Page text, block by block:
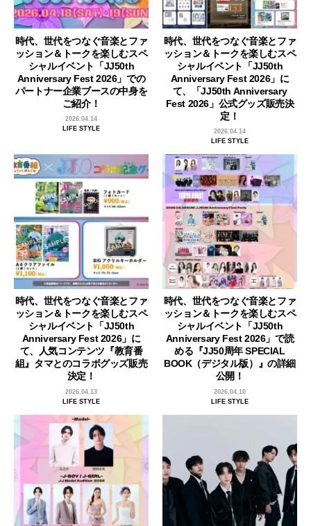
時代、世代をつなぐ音楽とファ
ッション＆トークを楽しむスペ
シャルイベント「JJ50th
Anniversary Fest 2026」での
パートナー企業ブースの中身を
ご紹介！
2026.04.14
LIFE STYLE
時代、世代をつなぐ音楽とファ
ッション＆トークを楽しむスペ
シャルイベント「JJ50th
Anniversary Fest 2026」に
て、「JJ50th Anniversary
Fest 2026」公式グッズ販売決
定！
2026.04.14
LIFE STYLE
時代、世代をつなぐ音楽とファ
ッション＆トークを楽しむスペ
シャルイベント「JJ50th
Anniversary Fest 2026」に
て、人気コンテンツ『教育番
組』タマとのコラボグッズ販売
決定！
2026.04.13
LIFE STYLE
時代、世代をつなぐ音楽とファ
ッション＆トークを楽しむスペ
シャルイベント「JJ50th
Anniversary Fest 2026」で読
める『JJ50周年 SPECIAL
BOOK（デジタル版）』の詳細
公開！
2026.04.10
LIFE STYLE